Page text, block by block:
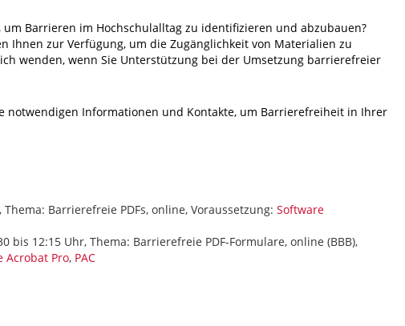
Barrieren im Hochschulalltag zu identifizieren und abzubauen?
Ihnen zur Verfügung, um die Zugänglichkeit von Materialien zu
wenden, wenn Sie Unterstützung bei der Umsetzung barrierefreier
notwendigen Informationen und Kontakte, um Barrierefreiheit in Ihrer
Thema: Barrierefreie PDFs, online, Voraussetzung: Software
bis 12:15 Uhr, Thema: Barrierefreie PDF-Formulare, online (BBB),
Acrobat Pro, PAC